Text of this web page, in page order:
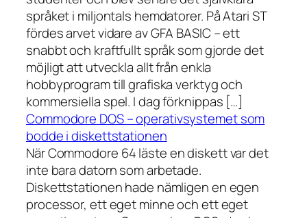
språket i miljontals hemdatorer. På Atari ST
fördes arvet vidare av GFA BASIC – ett
snabbt och kraftfullt språk som gjorde det
möjligt att utveckla allt från enkla
hobbyprogram till grafiska verktyg och
kommersiella spel. I dag förknippas […]
Commodore DOS – operativsystemet som
bodde i diskettstationen
När Commodore 64 läste en diskett var det
inte bara datorn som arbetade.
Diskettstationen hade nämligen en egen
processor, ett eget minne och ett eget